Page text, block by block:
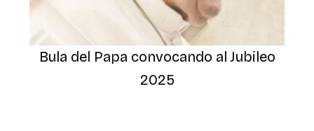
Bula del Papa convocando al Jubileo
2025